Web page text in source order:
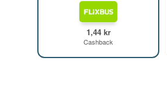
1,44 kr
Cashback